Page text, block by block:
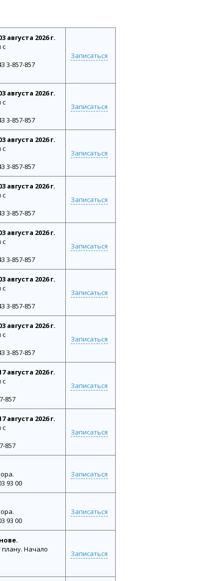
августа 2026 г.
с
3-857-857
Записаться
августа 2026 г.
с
3-857-857
Записаться
августа 2026 г.
с
3-857-857
Записаться
августа 2026 г.
с
3-857-857
Записаться
августа 2026 г.
с
3-857-857
Записаться
августа 2026 г.
с
3-857-857
Записаться
августа 2026 г.
с
3-857-857
Записаться
августа 2026 г.
с
857
Записаться
августа 2026 г.
с
857
Записаться
93 00
Записаться
93 00
Записаться
Начало
Записаться